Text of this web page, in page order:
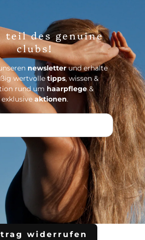
teil des genuine
clubs!
newsletterund erhalte
wertvolletipps, wissen &
rund um haarpflege&
exklusive aktionen.
widerrufen